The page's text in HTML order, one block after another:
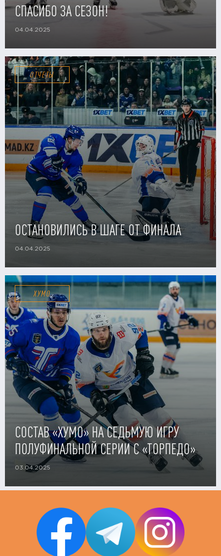
СПАСИБО ЗА СЕЗОН!
04.04.2025
ОТЧЕТЫ
ОСТАНОВИЛИСЬ В ШАГЕ ОТ ФИНАЛА
04.04.2025
ХУМО
СОСТАВ «ХУМО» НА СЕДЬМУЮ ИГРУ
ПОЛУФИНАЛЬНОЙ СЕРИИ С «ТОРПЕДО»
03.04.2025